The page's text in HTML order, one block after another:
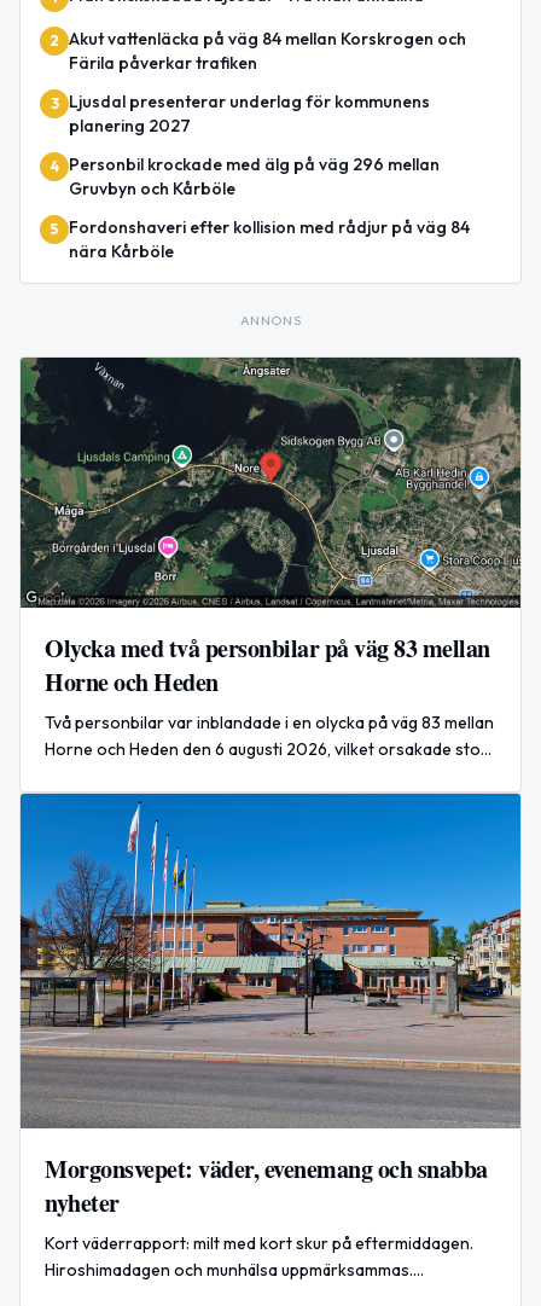
2 Akut vattenläcka på väg 84 mellan Korskrogen och
Färila påverkar trafiken
3
Ljusdal presenterar underlag för kommunens
planering 2027
4
Personbil krockade med älg på väg 296 mellan
Gruvbyn och Kårböle
5
Fordonshaveri efter kollision med rådjur på väg 84
nära Kårböle
ANNONS
Olycka med två personbilar på väg 83 mellan
Horne och Heden
Två personbilar var inblandade i en olycka på väg 83 mellan
Horne och Heden den 6 augusti 2026, vilket orsakade stor
Morgonsvepet: väder, evenemang och snabba
nyheter
Kort väderrapport: milt med kort skur på eftermiddagen.
Hiroshimadagen och munhälsa uppmärksammas.